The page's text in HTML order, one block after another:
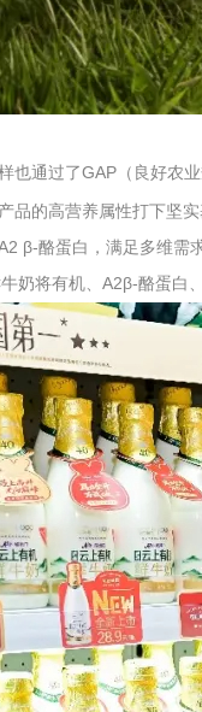
也通过了GAP（良好农
品的高营养属性打下坚
β-酪蛋白，满足多维需
奶将有机、A2β-酪蛋白